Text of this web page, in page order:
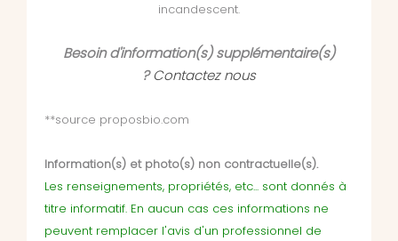
incandescent.
Besoin d'information(s) supplémentaire(s)
?Contactez nous
**source proposbio.com
Information(s) et photo(s) non contractuelle(s).
Les renseignements, propriétés, etc... sont donnés à
titre informatif. En aucun cas ces informations ne
peuvent remplacer l'avis d'un professionnel de